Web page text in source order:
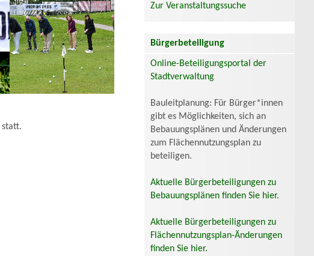
statt.
Zur Veranstaltungssuche
Bürgerbeteiligung
Online-Beteiligungsportal der
Stadtverwaltung
Bauleitplanung: Für Bürger*innen
gibt es Möglichkeiten, sich an
Bebauungsplänen und Änderungen
zum Flächennutzungsplan zu
beteiligen.
Aktuelle Bürgerbeteiligungen zu
Bebauungsplänen finden Sie hier.
Aktuelle Bürgerbeteiligungen zu
Flächennutzungsplan-Änderungen
finden Sie hier.